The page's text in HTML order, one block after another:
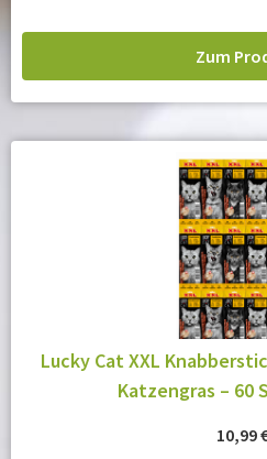
Zum
Lucky Cat XXL
Katzengras – 60
10,99